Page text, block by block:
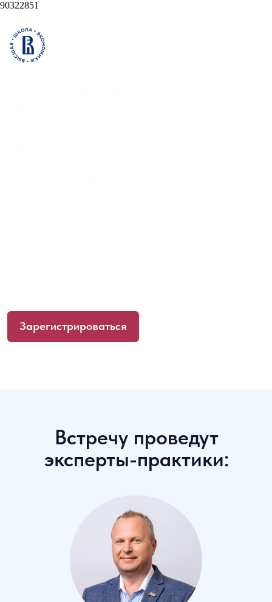
90322851
Встречу проведут
эксперты-практики:
Алексей Бачеров, академический
руководитель и преподаватель
бизнеса НИУ ВШЭ, управляющий
активами ABTRUST, инвестор
с более чем 20-ти летним стажем,
автор книги «Азы инвестиций»